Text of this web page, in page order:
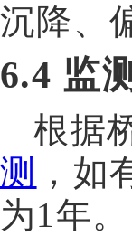
沉降、
6.4 监
根据
测
，如
为1年。